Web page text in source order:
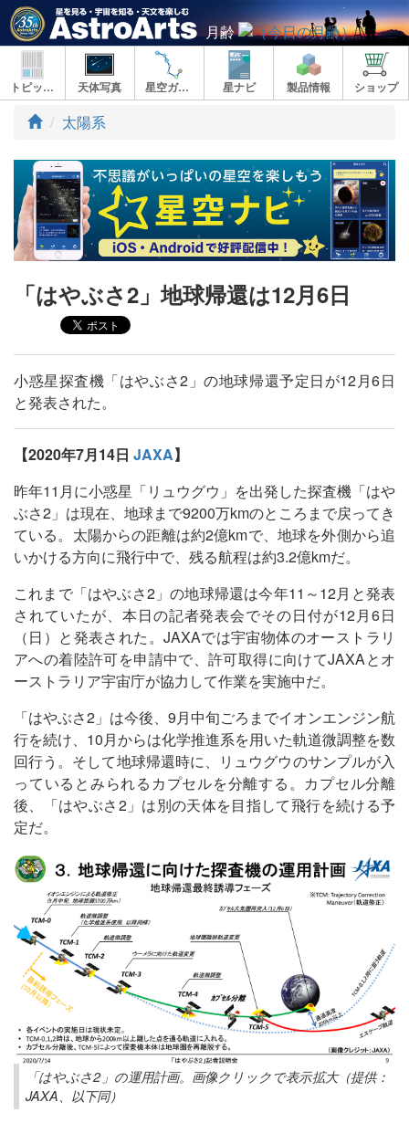
月齢
トピックス 天体写真 星空ガイド 星ナビ 製品情報 ショップ
ト
プ
太陽系
「はやぶさ2」地球帰還は12月6日
小惑星探査機「はやぶさ2」の地球帰還予定日が12月6日
と発表された。
【2020年7月14日 JAXA】
昨年11月に小惑星「リュウグウ」を出発した探査機「はや
ぶさ2」は現在、地球まで9200万kmのところまで戻ってき
ている。太陽からの距離は約2億kmで、地球を外側から追
いかける方向に飛行中で、残る航程は約3.2億kmだ。
これまで「はやぶさ2」の地球帰還は今年11～12月と発表
されていたが、本日の記者発表会でその日付が12月6日
（日）と発表された。JAXAでは宇宙物体のオーストラリ
アへの着陸許可を申請中で、許可取得に向けてJAXAとオ
ーストラリア宇宙庁が協力して作業を実施中だ。
「はやぶさ2」は今後、9月中旬ごろまでイオンエンジン航
行を続け、10月からは化学推進系を用いた軌道微調整を数
回行う。そして地球帰還時に、リュウグウのサンプルが入
っているとみられるカプセルを分離する。カプセル分離
後、「はやぶさ2」は別の天体を目指して飛行を続ける予
定だ。
「はやぶさ2」の運用計画。画像クリックで表示拡大（提供：
JAXA、以下同）